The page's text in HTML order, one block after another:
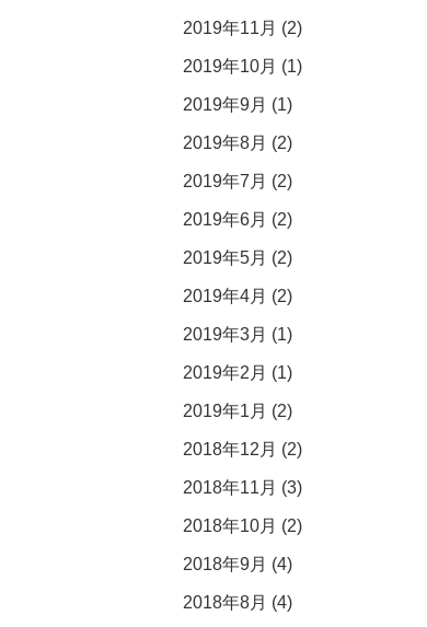
2019年11月 (2)
2019年10月 (1)
2019年9月 (1)
2019年8月 (2)
2019年7月 (2)
2019年6月 (2)
2019年5月 (2)
2019年4月 (2)
2019年3月 (1)
2019年2月 (1)
2019年1月 (2)
2018年12月 (2)
2018年11月 (3)
2018年10月 (2)
2018年9月 (4)
2018年8月 (4)